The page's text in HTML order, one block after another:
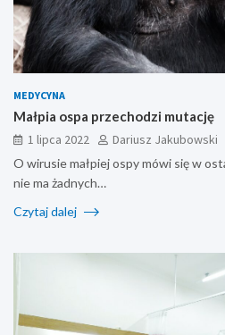
MEDYCYNA
Małpia ospa przechodzi mutację
1 lipca 2022
Dariusz Jakubowski
O wirusie małpiej ospy mówi się w
nie ma żadnych…
Czytaj dalej